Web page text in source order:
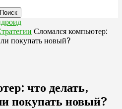
Сломался компьютер:
покупать новый?
что делать,
покупать новый?